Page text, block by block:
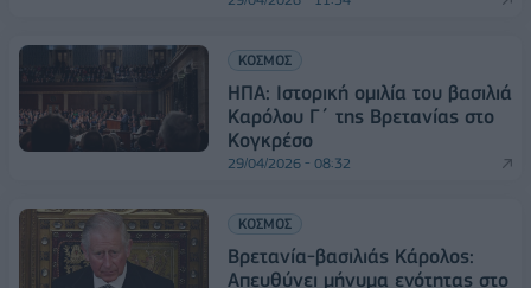
ΚΟΣΜΟΣ
ΗΠΑ: Ιστορική ομιλία του βασιλιά
Καρόλου Γ΄ της Βρετανίας στο
Κογκρέσο
29/04/2026 - 08:32
ΚΟΣΜΟΣ
Βρετανία-βασιλιάς Κάρολος:
Απευθύνει μήνυμα ενότητας στο